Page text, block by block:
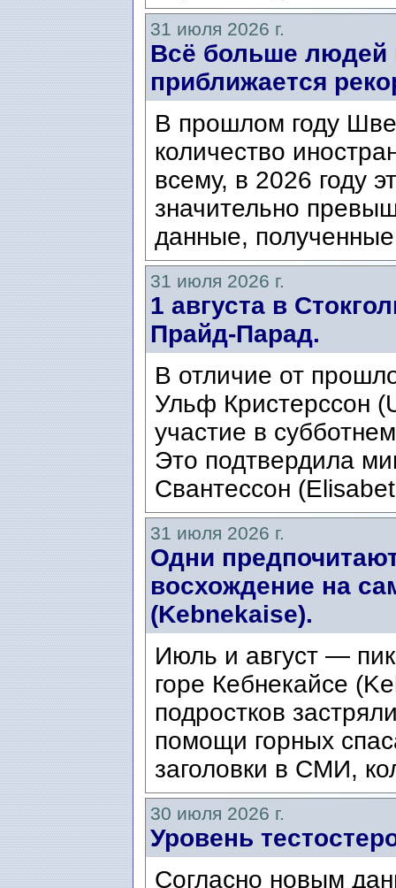
31 июля 2026 г.
Всё больше
приближается
В прошлом году
количество
всему, в 2026 году
значительно
данные,
31 июля 2026 г.
1 августа в
Прайд-Парад.
В отличие от
Ульф Кристерссон
участие в
Это подтвердила
Свантессон
31 июля 2026 г.
Одни
восхождение на
(Kebnekaise).
Июль и август — пик
горе Кебнекайсе
подростков
помощи горных
заголовки в СМИ,
30 июля 2026 г.
Уровень
Согласно новым